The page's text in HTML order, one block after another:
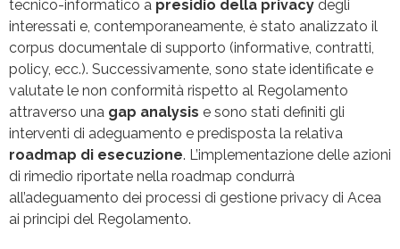
tecnico-informatico a presidio della privacy degli
interessati e, contemporaneamente, è stato analizzato il
corpus documentale di supporto (informative, contratti,
policy, ecc.). Successivamente, sono state identificate e
valutate le non conformità rispetto al Regolamento
attraverso una gap analysis e sono stati definiti gli
interventi di adeguamento e predisposta la relativa
roadmap di esecuzione. L’implementazione delle azioni
di rimedio riportate nella roadmap condurrà
all’adeguamento dei processi di gestione privacy di Acea
ai principi del Regolamento.